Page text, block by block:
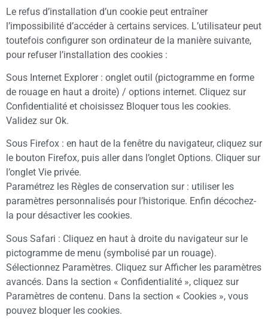
Le refus d’installation d’un cookie peut entraîner
l’impossibilité d’accéder à certains services. L’utilisateur peut
toutefois configurer son ordinateur de la manière suivante,
pour refuser l’installation des cookies :
Sous Internet Explorer : onglet outil (pictogramme en forme
de rouage en haut a droite) / options internet. Cliquez sur
Confidentialité et choisissez Bloquer tous les cookies.
Validez sur Ok.
Sous Firefox : en haut de la fenêtre du navigateur, cliquez sur
le bouton Firefox, puis aller dans l’onglet Options. Cliquer sur
l’onglet Vie privée.
Paramétrez les Règles de conservation sur : utiliser les
paramètres personnalisés pour l’historique. Enfin décochez-
la pour désactiver les cookies.
Sous Safari : Cliquez en haut à droite du navigateur sur le
pictogramme de menu (symbolisé par un rouage).
Sélectionnez Paramètres. Cliquez sur Afficher les paramètres
avancés. Dans la section « Confidentialité », cliquez sur
Paramètres de contenu. Dans la section « Cookies », vous
pouvez bloquer les cookies.